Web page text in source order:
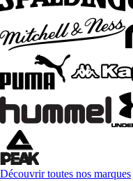
Découvrir toutes nos marques